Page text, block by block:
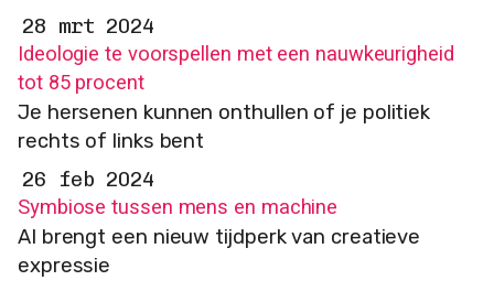
28 mrt 2024
Ideologie te voorspellen met een nauwkeurigheid
tot 85 procent
Je hersenen kunnen onthullen of je politiek
rechts of links bent
26 feb 2024
Symbiose tussen mens en machine
AI brengt een nieuw tijdperk van creatieve
expressie